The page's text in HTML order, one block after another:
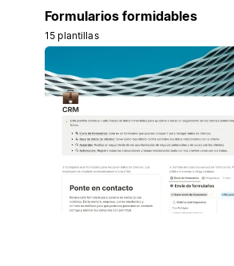
Formularios formidables
15 plantillas